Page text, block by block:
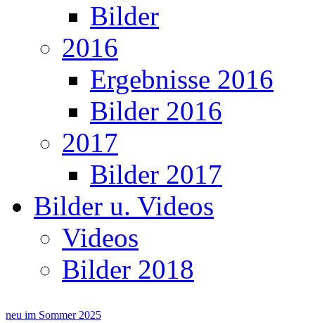
Bilder
2016
Ergebnisse 2016
Bilder 2016
2017
Bilder 2017
Bilder u. Videos
Videos
Bilder 2018
neu im Sommer 2025